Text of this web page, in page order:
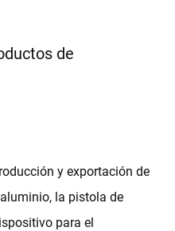
de
y exportación de
la pistola de
para el